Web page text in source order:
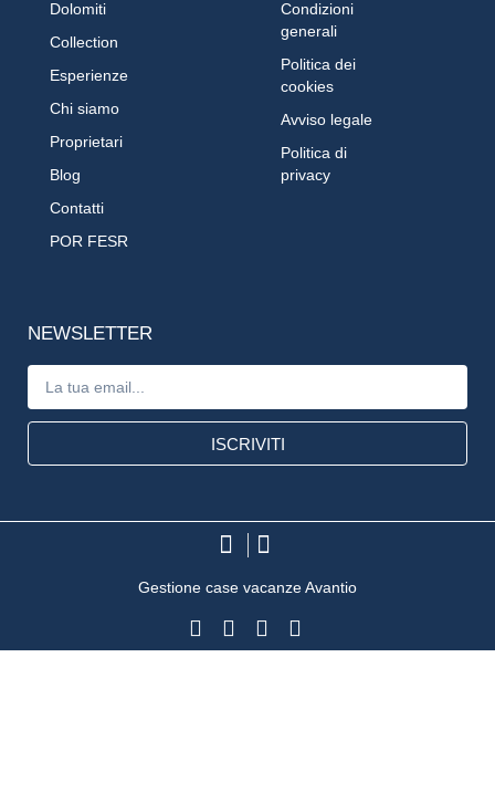
Dolomiti
Collection
Esperienze
Chi siamo
Proprietari
Blog
Contatti
POR FESR
Condizioni
generali
Politica dei
cookies
Avviso legale
Politica di
privacy
NEWSLETTER
ISCRIVITI
Gestione case vacanze Avantio